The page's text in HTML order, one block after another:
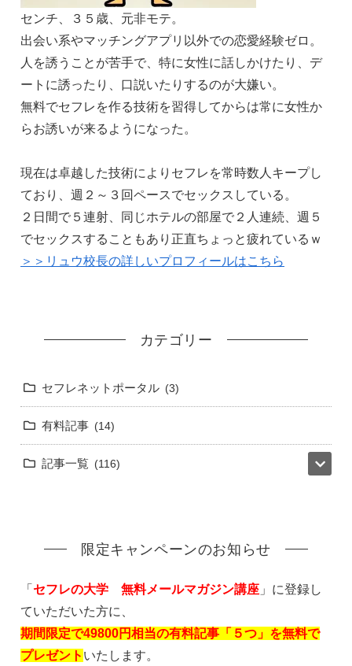
センチ、３５歳、元非モテ。
出会い系やマッチングアプリ以外での恋愛経験ゼロ。
人を誘うことが苦手で、特に女性に話しかけたり、デ
ートに誘ったり、口説いたりするのが大嫌い。
無料でセフレを作る技術を習得してからは常に女性か
らお誘いが来るようになった。
現在は卓越した技術によりセフレを常時数人キープし
ており、週２～３回ペースでセックスしている。
２日間で５連射、同じホテルの部屋で２人連続、週５
でセックスすることもあり正直ちょっと疲れているｗ
＞＞リュウ校長の詳しいプロフィールはこちら
カテゴリー
セフレネットポータル 3
有料記事 14
記事一覧 116
限定キャンペーンのお知らせ
「 セフレの大学 無料メールマガジン講座 」に登録し
ていただいた方に、
期間限定で49800円相当の有料記事「５つ」を無料で
プレゼント いたします。